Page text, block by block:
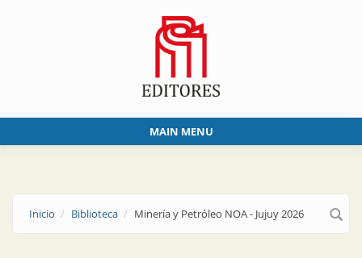
MAIN MENU
Inicio Biblioteca Minería y Petróleo NOA - Jujuy 2026